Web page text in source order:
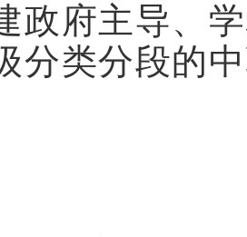
政府主导、
分类分段的